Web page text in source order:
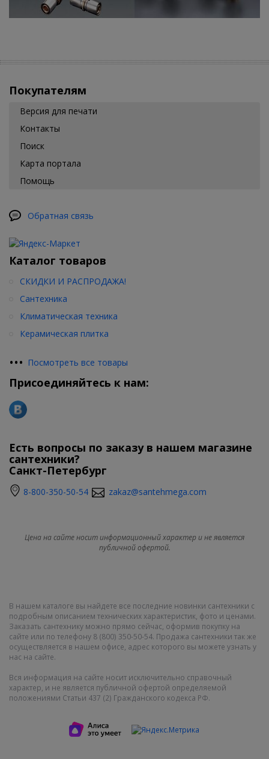
Покупателям
Версия для печати
Контакты
Поиск
Карта портала
Помощь
Обратная связь
Каталог товаров
СКИДКИ И РАСПРОДАЖА!
Сантехника
Климатическая техника
Керамическая плитка
••• Посмотреть все товары
Присоединяйтесь к нам:
Есть вопросы по заказу в нашем магазине
сантехники?
Санкт-Петербург
8-800-350-50-54 zakaz@santehmega.com
Цена на сайте носит информационный характер и не является
публичной офертой.
В нашем каталоге вы найдете все последние новинки сантехники с
подробным описанием технических характеристик, фото и ценами.
Заказать сантехнику можно прямо сейчас, оформив покупку на
сайте или по телефону 8 (800) 350-50-54. Продажа сантехники так же
осуществляется в нашем офисе, адрес которого вы можете узнать у
нас на сайте.
Вся информация на сайте носит исключительно справочный
характер, и не является публичной офертой определяемой
положениями Статьи 437 (2) Гражданского кодекса РФ.